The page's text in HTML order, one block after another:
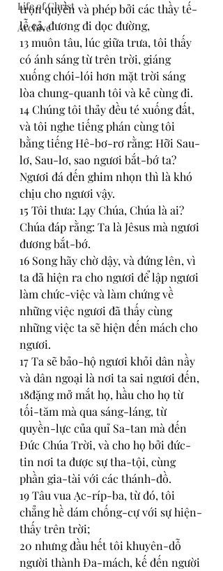
Life of Christ
Archive
trọn quyền và phép bởi các thầy tế-
lễ cả, đương đi dọc đường,
13 muôn tâu, lúc giữa trưa, tôi thấy
có ánh sáng từ trên trời, giáng
xuống chói-lói hơn mặt trời sáng
lòa chung-quanh tôi và kẻ cùng đi.
14 Chúng tôi thảy đều té xuống đất,
và tôi nghe tiếng phán cùng tôi
bằng tiếng Hê-bơ-rơ rằng: Hỡi Sau-
lơ, Sau-lơ, sao ngươi bắt-bớ ta?
Ngươi đá đến ghim nhọn thì là khó
chịu cho ngươi vậy.
15 Tôi thưa: Lạy Chúa, Chúa là ai?
Chúa đáp rằng: Ta là Jêsus mà ngươi
đương bắt-bớ.
16 Song hãy chờ dậy, và đứng lên, vì
ta đã hiện ra cho ngươi để lập ngươi
làm chức-việc và làm chứng về
những việc ngươi đã thấy cùng
những việc ta sẽ hiện đến mách cho
ngươi.
17 Ta sẽ bảo-hộ ngươi khỏi dân nầy
và dân ngoại là nơi ta sai ngươi đến,
18đặng mở mắt họ, hầu cho họ từ
tối-tăm mà qua sáng-láng, từ
quyền-lực của quỉ Sa-tan mà đến
Đức Chúa Trời, và cho họ bởi đức-
tin nơi ta được sự tha-tội, cùng
phần gia-tài với các thánh-đồ.
19 Tâu vua Ạc-ríp-ba, từ đó, tôi
chẳng hề dám chống-cự với sự hiện-
thấy trên trời;
20 nhưng đầu hết tôi khuyên-dỗ
người thành Đa-mách, kế đến người